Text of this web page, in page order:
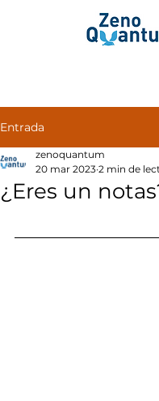
Entrada
¿Eres un
zenoquantum
20 mar 2023 2 min de